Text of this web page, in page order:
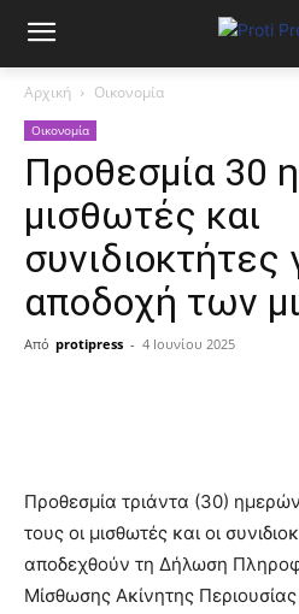
Αρχική Οικονομία
Οικονομία
Προθεσμία 30
μισθωτές και
συνιδιοκτήτες
αποδοχή των
Από protipress - 4 Ιουνίου 2025
Προθεσμία τριάντα (30)
τους οι μισθωτές και οι
αποδεχθούν τη Δήλωση
Μίσθωσης Ακίνητης